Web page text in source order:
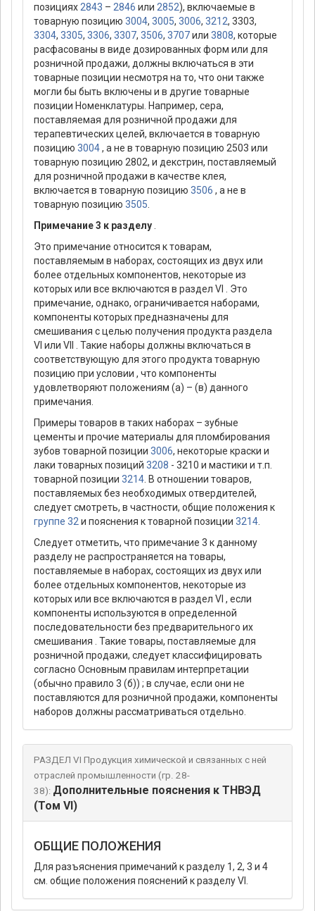
позициях 2843 – 2846 или 2852), включаемые в
товарную позицию 3004, 3005, 3006, 3212, 3303,
3304, 3305, 3306, 3307, 3506, 3707или 3808, которые
расфасованы в виде дозированных форм или для
розничной продажи, должны включаться в эти
товарные позиции несмотря на то, что они также
могли бы быть включены и в другие товарные
позиции Номенклатуры. Например, сера,
поставляемая для розничной продажи для
терапевтических целей, включается в товарную
позицию 3004, а не в товарную позицию 2503 или
товарную позицию 2802, и декстрин, поставляемый
для розничной продажи в качестве клея,
включается в товарную позицию 3506 , а не в
товарную позицию 3505
Примечание 3 к разделу
Это примечание относится к товарам,
поставляемым в наборах, состоящих из двух или
более отдельных компонентов, некоторые из
которых или все включаются в раздел VI . Это
примечание, однако, ограничивается наборами,
компоненты которых предназначены для
смешивания с целью получения продукта раздела
VI или VII . Такие наборы должны включаться в
соответствующую для этого продукта товарную
позицию при условии , что компоненты
удовлетворяют положениям (а) – (в) данного
примечания.
Примеры товаров в таких наборах – зубные
цементы и прочие материалы для пломбирования
зубов товарной позиции 3006, некоторые краски и
лаки товарных позиций 3208 - 3210 и мастики и т.п.
товарной позиции 3214 . В отношении товаров,
поставляемых без необходимых отвердителей,
следует смотреть, в частности, общие положения к
группе 32 и пояснения к товарной позиции 3214
Следует отметить, что примечание 3 к данному
разделу не распространяется на товары,
поставляемые в наборах, состоящих из двух или
более отдельных компонентов, некоторые из
которых или все включаются в раздел VI , если
компоненты используются в определенной
последовательности без предварительного их
смешивания . Такие товары, поставляемые для
розничной продажи, следует классифицировать
согласно Основным правилам интерпретации
(обычно правило 3 (б)) ; в случае, если они не
поставляются для розничной продажи, компоненты
наборов должны рассматриваться отдельно.
РАЗДЕЛ VI Продукция химической и связанных с ней
отраслей промышленности (гр. 28-
38): Дополнительные пояснения к ТНВЭД
(Том VI)
ОБЩИЕ ПОЛОЖЕНИЯ
Для разъяснения примечаний к разделу 1, 2, 3 и 4
см. общие положения пояснений к разделу VI.